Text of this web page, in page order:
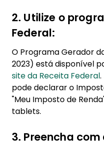
2. Utilize o
Federal:
O Programa Gerador
2023) está disponível
site da Receita Federal
pode declarar o
"Meu Imposto de
tablets.
3. Preencha